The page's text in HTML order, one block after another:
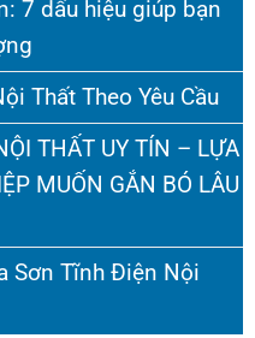
7 dấu hiệu giúp bạn
Thất Theo Yêu Cầu
THẤT UY TÍN – LỰA
MUỐN GẮN BÓ LÂU
Sơn Tĩnh Điện Nội